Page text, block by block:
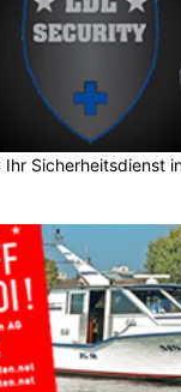
Ihr Sicherheitsdienst